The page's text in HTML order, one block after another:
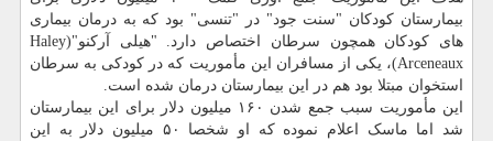
بیمارستان کودکان "سنت جود" در "تنسی" بود که به درمان بیماری
های کودکان همچون سرطان اختصاص دارد. "هیلی آرکنو"(Haley
Arceneaux)، یکی از مسافران این مأموریت که در کودکی به سرطان
استخوان مبتلا بود هم در این بیمارستان درمان شده است.
این مأموریت سبب جمع شدن ۱۶۰ میلیون دلار برای این بیمارستان
شد اما ماسک اعلام نموده که او شخصا ۵۰ میلیون دلار به این